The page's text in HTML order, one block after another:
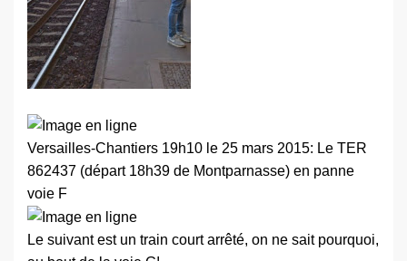
Versailles-Chantiers 19h10 le 25 mars 2015: Le TER
862437 (départ 18h39 de Montparnasse) en panne
voie F
Le suivant est un train court arrêté, on ne sait pourquoi,